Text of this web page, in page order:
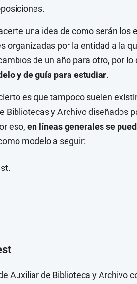
una idea de como serán los
organizadas por la entidad a la
de un año para otro, por lo
y de guía para estudiar.
es que tampoco suelen
Bibliotecas y Archivo diseñados
eso, en líneas generales se
modelo a seguir:
Auxiliar de Biblioteca y Archivo